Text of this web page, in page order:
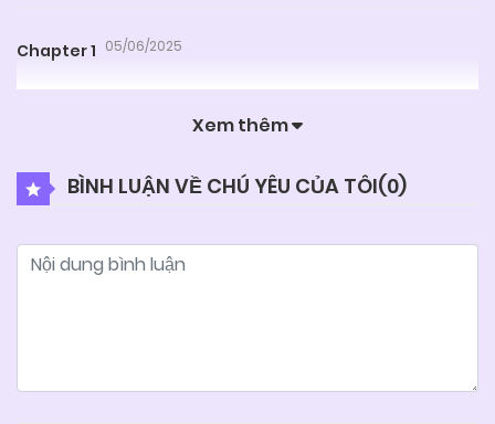
Chapter 1 05/06/2025
Xem thêm
BÌNH LUẬN VỀ CHÚ YÊU CỦA TÔI(0)